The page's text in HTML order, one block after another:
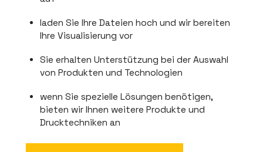
laden Sie Ihre Dateien hoch und wir bereiten
Ihre Visualisierung vor
Sie erhalten Unterstützung bei der Auswahl
von Produkten und Technologien
wenn Sie spezielle Lösungen benötigen,
bieten wir Ihnen weitere Produkte und
Drucktechniken an